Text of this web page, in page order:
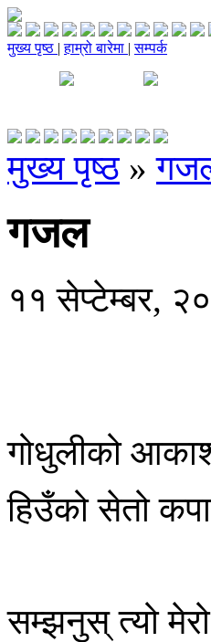
मुख्य पृष्ठ |हाम्रो बारेमा |सम्पर्क
मुख्य पृष्ठ»
गजल
११ सेप्टेम्बर,
गोधुलीको
हिउँको सेतो
सम्झनुस् त्यो